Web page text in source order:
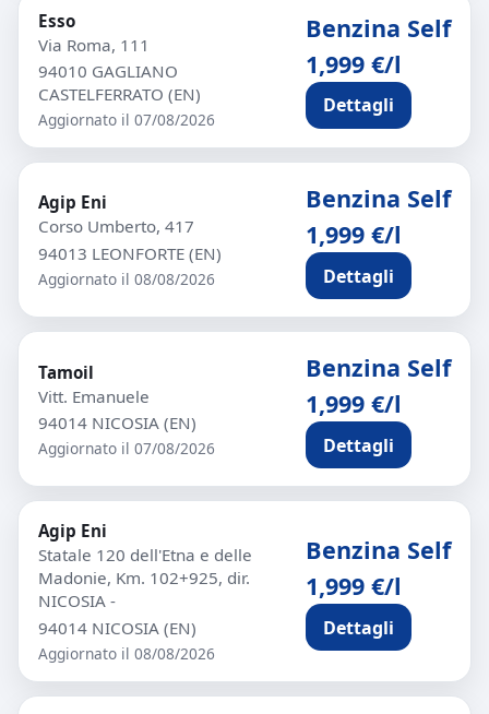
Esso
Via Roma, 111
94010 GAGLIANO
CASTELFERRATO (EN)
Aggiornato il 07/08/2026
Benzina Self
1,999 €/l
Dettagli
Agip Eni
Corso Umberto, 417
94013 LEONFORTE (EN)
Aggiornato il 08/08/2026
Benzina Self
1,999 €/l
Dettagli
Tamoil
Vitt. Emanuele
94014 NICOSIA (EN)
Aggiornato il 07/08/2026
Benzina Self
1,999 €/l
Dettagli
Agip Eni
Statale 120 dell'Etna e delle
Madonie, Km. 102+925, dir.
NICOSIA -
94014 NICOSIA (EN)
Aggiornato il 08/08/2026
Benzina Self
1,999 €/l
Dettagli